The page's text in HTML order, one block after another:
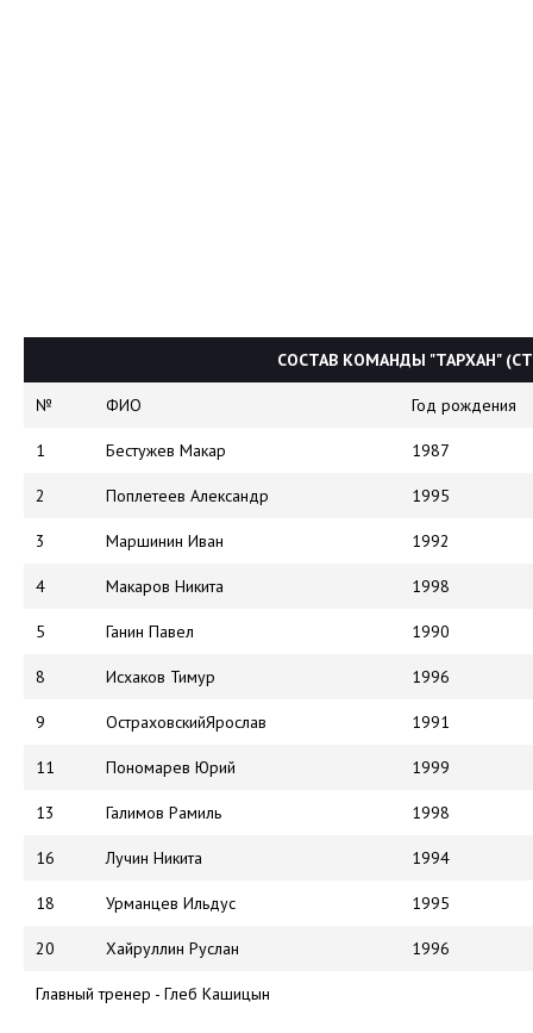
СОСТАВ КОМАНДЫ "ТАРХАН"
№ ФИО Год рождения
1 Бестужев Макар 1987
2 Поплетеев Александр 1995
3 Маршинин Иван 1992
4 Макаров Никита 1998
5 Ганин Павел 1990
8 Исхаков Тимур 1996
9 ОстраховскийЯрослав 1991
11 Пономарев Юрий 1999
13 Галимов Рамиль 1998
16 Лучин Никита 1994
18 Урманцев Ильдус 1995
20 Хайруллин Руслан 1996
Главный тренер - Глеб Кашицын